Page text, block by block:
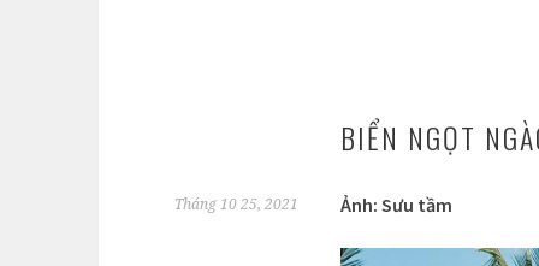
BIỂN NGỌT
Tháng 10 25, 2021 Ảnh: Sưu tầm